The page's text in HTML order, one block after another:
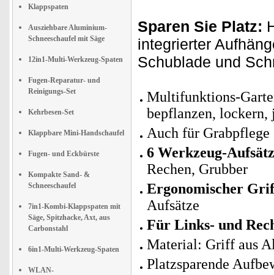
Klappspaten
Ausziehbare Aluminium-
Schneeschaufel mit Säge
12in1-Multi-Werkzeug-Spaten
Fugen-Reparatur- und
Reinigungs-Set
Kehrbesen-Set
Klappbare Mini-Handschaufel
Fugen- und Eckbürste
Kompakte Sand- &
Schneeschaufel
7in1-Kombi-Klappspaten mit
Säge, Spitzhacke, Axt, aus
Carbonstahl
6in1-Multi-Werkzeug-Spaten
WLAN-
Sparen Sie Platz:
integrierter
Schublade und
Multifunktions-
bepflanzen, lockern,
Auch für Grabpflege
6 Werkzeug-
Rechen, Grubber
Ergonomischer
Aufsätze
Für Links- und
Material: Griff aus
Platzsparende